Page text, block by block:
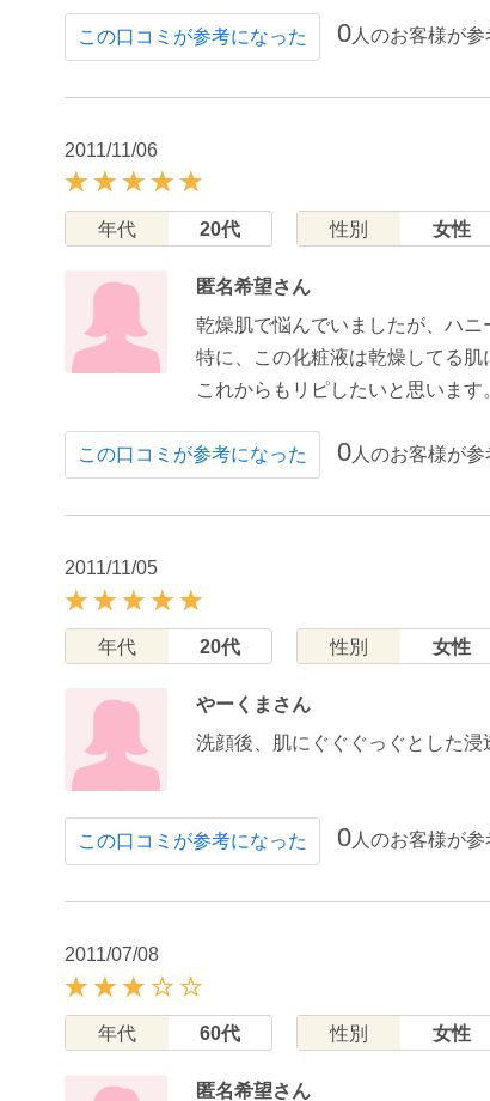
この口コミが参考になった 0人のお客様が
2011/11/06
年代 20代 性別 女性
匿名希望さん
乾燥肌で悩んでいましたが、ハ
特に、この化粧液は乾燥してる
これからもリピしたいと思います
この口コミが参考になった 0人のお客様が
2011/11/05
年代 20代 性別 女性
やーくまさん
洗顔後、肌にぐぐぐっぐとした
この口コミが参考になった 0人のお客様が
2011/07/08
年代 60代 性別 女性
匿名希望さん